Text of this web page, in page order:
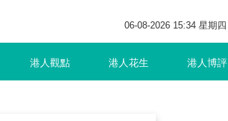
06-08-2026 15:34 星期四
港人觀點 港人花生 港人博評